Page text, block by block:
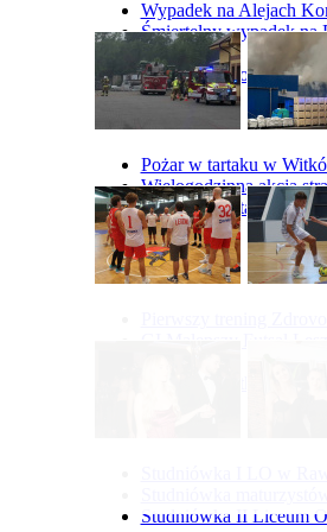
Wypadek na Alejach
Śmiertelny wypadek na
Góry
Wypadek na
Pożar w tartaku w
Wielogodzinna akcja
Pożar hali tartaku w
Studniówka II Liceum